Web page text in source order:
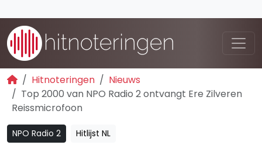
Hitnoteringen
Nieuws
Top 2000 van NPO Radio 2 ontvangt Ere Zilveren
Reissmicrofoon
NPO Radio 2 Hitlijst NL